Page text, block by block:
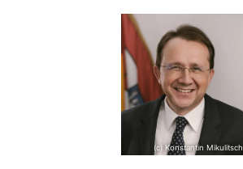
(c) Konstantin Mikulitsch